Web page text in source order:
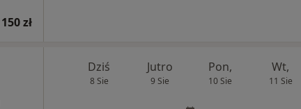
150 zł
Dziś
8 Sie
Jutro
9 Sie
Pon,
10 Sie
Wt,
11 Sie